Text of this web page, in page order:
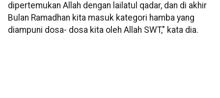
dipertemukan Allah dengan lailatul qadar, dan di akhir
Bulan Ramadhan kita masuk kategori hamba yang
diampuni dosa- dosa kita oleh Allah SWT," kata dia.